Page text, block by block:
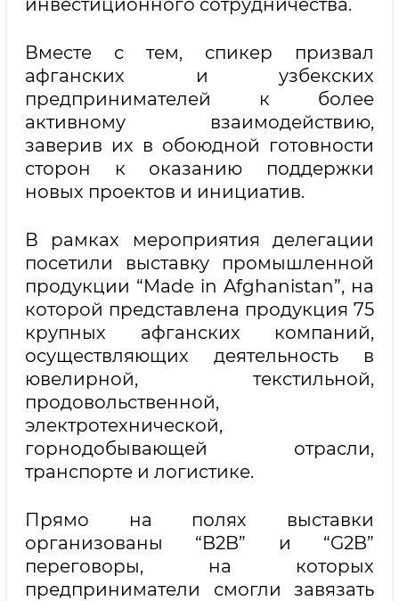
инвестиционного сотрудничества.
Вместе с тем, спикер призвал
афганских и узбекских
предпринимателей к более
активному взаимодействию,
заверив их в обоюдной готовности
сторон к оказанию поддержки
новых проектов и инициатив.
В рамках мероприятия делегации
посетили выставку промышленной
продукции “Made in Afghanistan”, на
которой представлена продукция 75
крупных афганских компаний,
осуществляющих деятельность в
ювелирной, текстильной,
продовольственной,
электротехнической,
горнодобывающей отрасли,
транспорте и логистике.
Прямо на полях выставки
организованы “B2B” и “G2B”
переговоры, на которых
предприниматели смогли завязать